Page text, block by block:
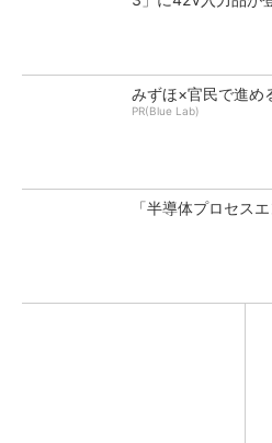
みずほ×官民で進め
PR(Blue Lab)
「半導体プロセス